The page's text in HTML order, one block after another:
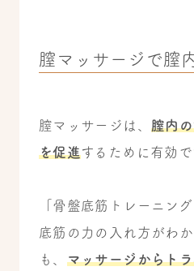
膣マッサージで膣
膣マッサージは、 膣内
を促進するために有効で
「骨盤底筋トレーニン
底筋の力の入れ方がわ
も、 マッサージからト